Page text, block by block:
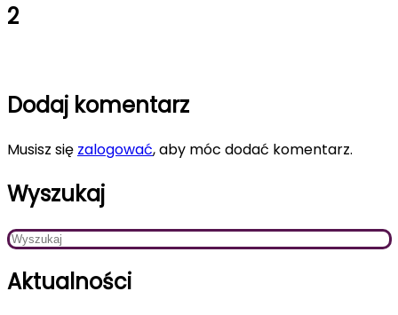
2
Dodaj komentarz
Musisz się zalogować, aby móc dodać komentarz.
Wyszukaj
Aktualności